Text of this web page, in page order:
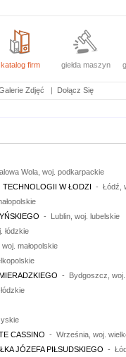
katalog firm giełda maszyn
Zdjęć | Dołącz Się
Wola, woj. podkarpackie
TECHNOLOGII W ŁODZI - Łódź,
- Lublin, woj. lubelskie
łódzkie
małopolskie
- Bydgoszcz,
CASSINO - Września, woj.
JÓZEFA PIŁSUDSKIEGO -